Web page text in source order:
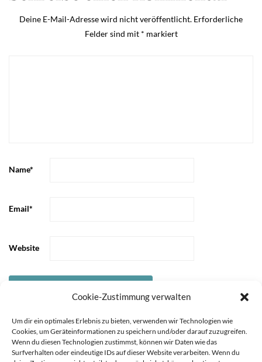
Cookie-Zustimmung verwalten
Um dir ein optimales Erlebnis zu bieten, verwenden wir Technologien wie
Cookies, um Geräteinformationen zu speichern und/oder darauf zuzugreifen.
Wenn du diesen Technologien zustimmst, können wir Daten wie das
Surfverhalten oder eindeutige IDs auf dieser Website verarbeiten. Wenn du
Deine E-Mail-Adresse wird nicht veröffentlicht. Erforderliche
Felder sind mit * markiert
Name*
Email*
Website